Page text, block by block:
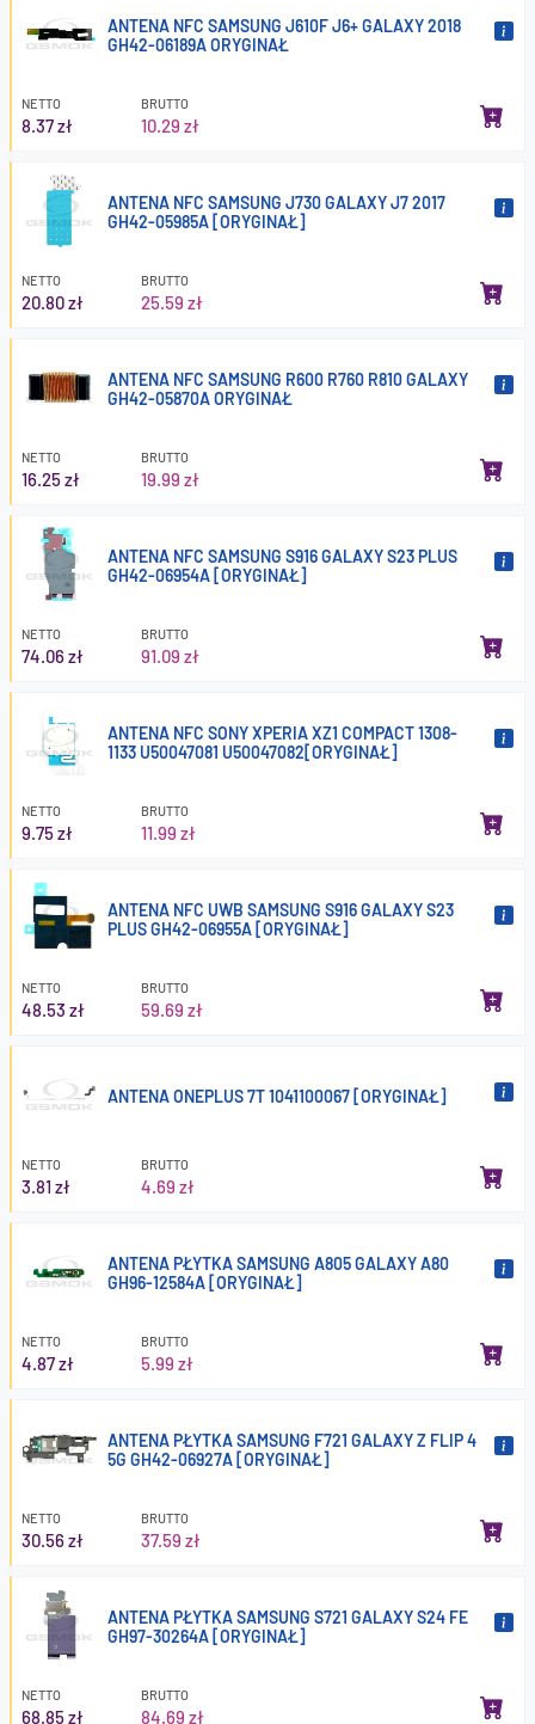
ANTENA NFC SAMSUNG J610F J6+ GALAXY 2018
GH42-06189A ORYGINAŁ
NETTO
8.37 zł
BRUTTO
10.29 zł
ANTENA NFC SAMSUNG J730 GALAXY J7 2017
GH42-05985A [ORYGINAŁ]
NETTO
20.80 zł
BRUTTO
25.59 zł
ANTENA NFC SAMSUNG R600 R760 R810 GALAXY
GH42-05870A ORYGINAŁ
NETTO
16.25 zł
BRUTTO
19.99 zł
ANTENA NFC SAMSUNG S916 GALAXY S23 PLUS
GH42-06954A [ORYGINAŁ]
NETTO
74.06 zł
BRUTTO
91.09 zł
ANTENA NFC SONY XPERIA XZ1 COMPACT 1308-
1133 U50047081 U50047082[ORYGINAŁ]
NETTO
9.75 zł
BRUTTO
11.99 zł
ANTENA NFC UWB SAMSUNG S916 GALAXY S23
PLUS GH42-06955A [ORYGINAŁ]
NETTO
48.53 zł
BRUTTO
59.69 zł
ANTENA ONEPLUS 7T 1041100067 [ORYGINAŁ]
NETTO
3.81 zł
BRUTTO
4.69 zł
ANTENA PŁYTKA SAMSUNG A805 GALAXY A80
GH96-12584A [ORYGINAŁ]
NETTO
4.87 zł
BRUTTO
5.99 zł
ANTENA PŁYTKA SAMSUNG F721 GALAXY Z FLIP 4
5G GH42-06927A [ORYGINAŁ]
NETTO
30.56 zł
BRUTTO
37.59 zł
ANTENA PŁYTKA SAMSUNG S721 GALAXY S24 FE
GH97-30264A [ORYGINAŁ]
NETTO
68.85 zł
BRUTTO
84.69 zł